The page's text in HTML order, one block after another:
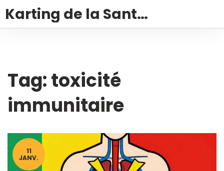
Karting de la Santé – Montalivet
Tag: toxicité
immunitaire
11
JANV.